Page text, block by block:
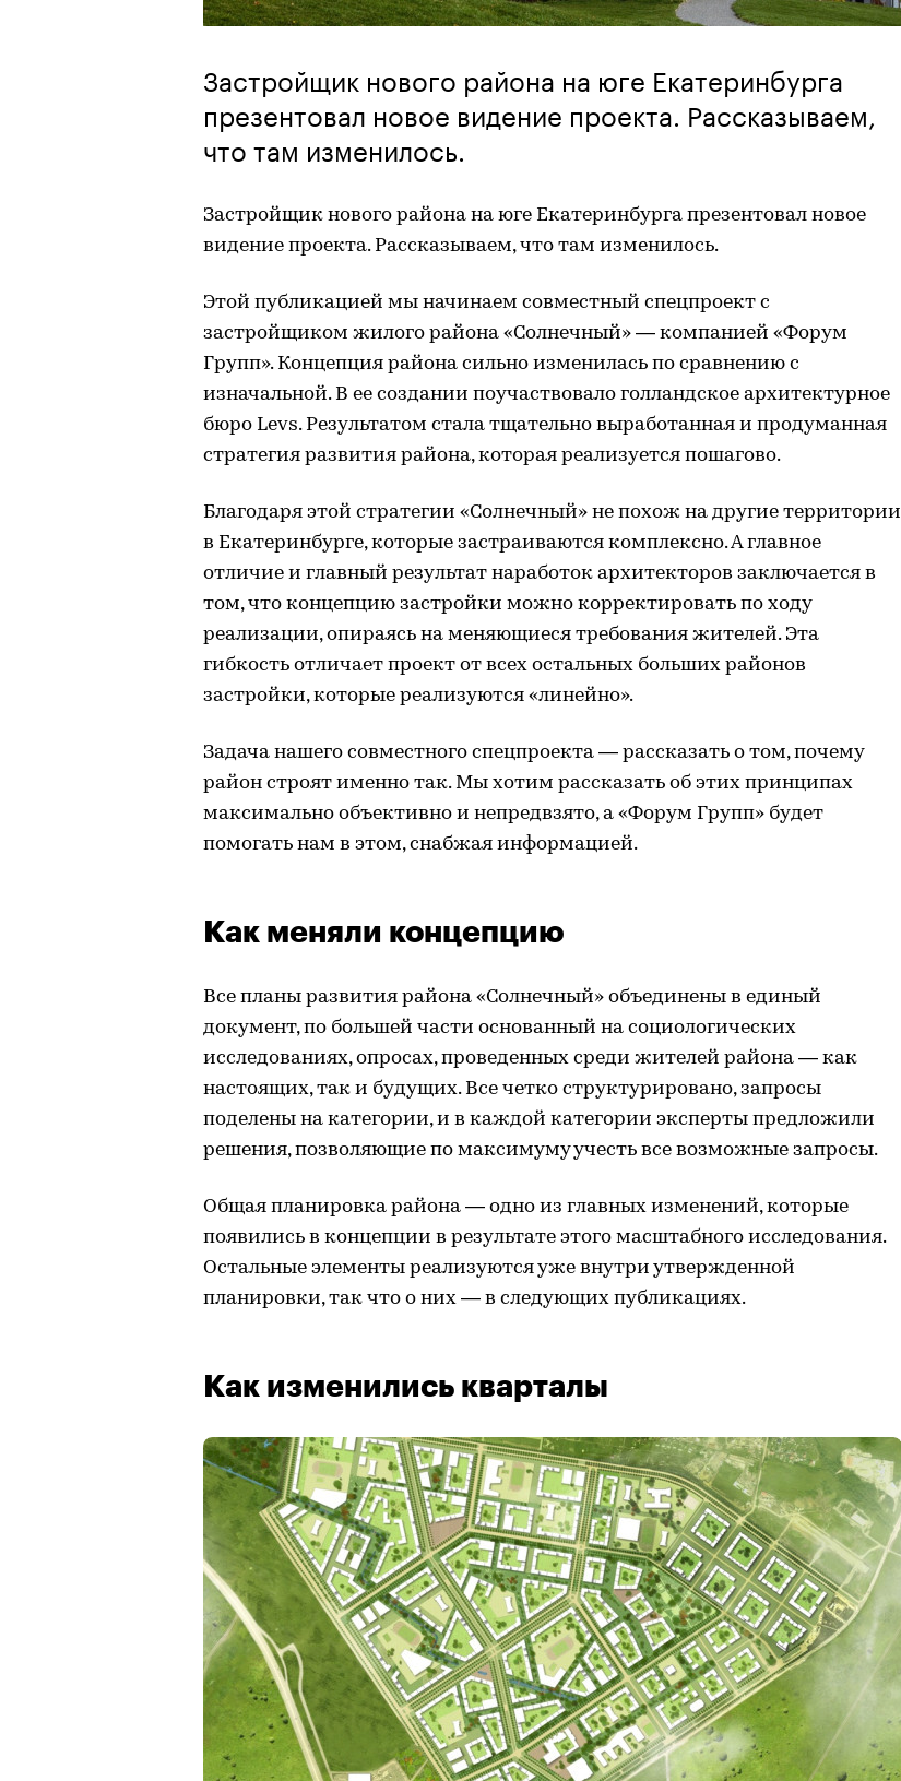
Застройщик нового района на юге Екатеринбурга
презентовал новое видение проекта. Рассказываем,
что там изменилось.
Застройщик нового района на юге Екатеринбурга презентовал новое
видение проекта. Рассказываем, что там изменилось.
Этой публикацией мы начинаем совместный спецпроект с
застройщиком жилого района «Солнечный» — компанией «Форум
Групп». Концепция района сильно изменилась по сравнению с
изначальной. В ее создании поучаствовало голландское архитектурное
бюро Levs. Результатом стала тщательно выработанная и продуманная
стратегия развития района, которая реализуется пошагово.
Благодаря этой стратегии «Солнечный» не похож на другие территории
в Екатеринбурге, которые застраиваются комплексно. А главное
отличие и главный результат наработок архитекторов заключается в
том, что концепцию застройки можно корректировать по ходу
реализации, опираясь на меняющиеся требования жителей. Эта
гибкость отличает проект от всех остальных больших районов
застройки, которые реализуются «линейно».
Задача нашего совместного спецпроекта — рассказать о том, почему
район строят именно так. Мы хотим рассказать об этих принципах
максимально объективно и непредвзято, а «Форум Групп» будет
помогать нам в этом, снабжая информацией.
Как меняли концепцию
Все планы развития района «Солнечный» объединены в единый
документ, по большей части основанный на социологических
исследованиях, опросах, проведенных среди жителей района — как
настоящих, так и будущих. Все четко структурировано, запросы
поделены на категории, и в каждой категории эксперты предложили
решения, позволяющие по максимуму учесть все возможные запросы.
Общая планировка района — одно из главных изменений, которые
появились в концепции в результате этого масштабного исследования.
Остальные элементы реализуются уже внутри утвержденной
планировки, так что о них — в следующих публикациях.
Как изменились кварталы